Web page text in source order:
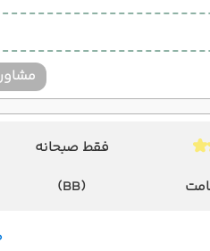
فقط صبحانه
(BB)